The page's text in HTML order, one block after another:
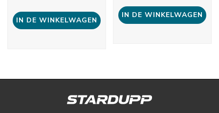
IN DE WINKELWAGEN
IN DE WINKELWAGEN